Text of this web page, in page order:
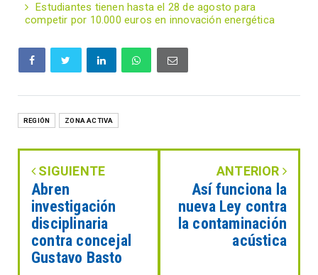
Estudiantes tienen hasta el 28 de agosto para
competir por 10.000 euros en innovación energética
REGIÓN ZONA ACTIVA
SIGUIENTE
Abren
investigación
disciplinaria
contra concejal
Gustavo Basto
ANTERIOR
Así funciona la
nueva Ley contra
la contaminación
acústica